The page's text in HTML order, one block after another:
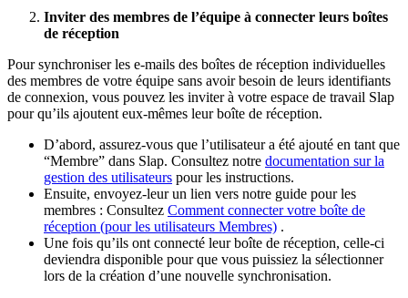
Inviter des membres de l’équipe à connecter leurs boîtes
de réception
Pour synchroniser les e-mails des boîtes de réception individuelles
des membres de votre équipe sans avoir besoin de leurs identifiants
de connexion, vous pouvez les inviter à votre espace de travail Slap
pour qu’ils ajoutent eux-mêmes leur boîte de réception.
D’abord, assurez-vous que l’utilisateur a été ajouté en tant que
“Membre” dans Slap. Consultez notre documentation sur la
gestion des utilisateurs pour les instructions.
Ensuite, envoyez-leur un lien vers notre guide pour les
membres : Consultez Comment connecter votre boîte de
réception (pour les utilisateurs Membres) .
Une fois qu’ils ont connecté leur boîte de réception, celle-ci
deviendra disponible pour que vous puissiez la sélectionner
lors de la création d’une nouvelle synchronisation.